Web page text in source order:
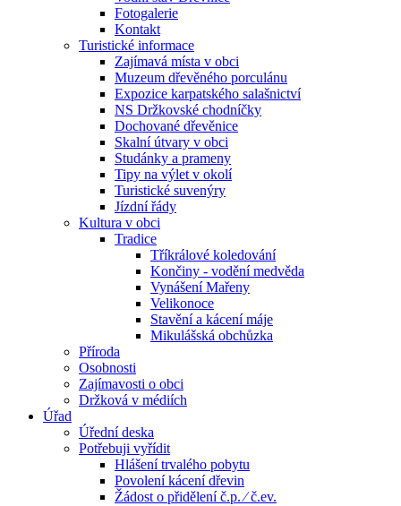
Fotogalerie
Kontakt
Turistické informace
Zajímavá místa v obci
Muzeum dřevěného porculánu
Expozice karpatského salašnictví
NS Držkovské chodníčky
Dochované dřevěnice
Skalní útvary v obci
Studánky a prameny
Tipy na výlet v okolí
Turistické suvenýry
Jízdní řády
Kultura v obci
Tradice
Tříkrálové koledování
Končiny - vodění medvěda
Vynášení Mařeny
Velikonoce
Stavění a kácení máje
Mikulášská obchůzka
Příroda
Osobnosti
Zajímavosti o obci
Držková v médiích
Úřad
Úřední deska
Potřebuji vyřídit
Hlášení trvalého pobytu
Povolení kácení dřevin
Žádost o přidělení č.p. ⁄ č.ev.